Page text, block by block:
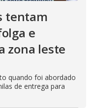
tentam
e
zona leste
quando foi abordado
de entrega para